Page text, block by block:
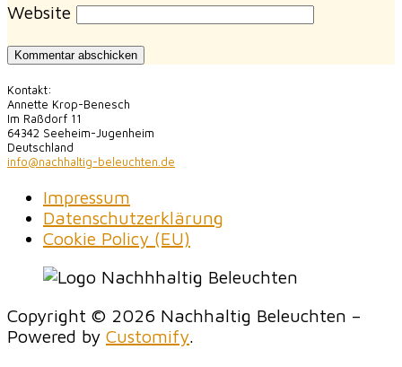
Website
Kontakt:
Annette Krop-Benesch
Im Raßdorf 11
64342 Seeheim-Jugenheim
Deutschland
info@nachhaltig-beleuchten.de
Impressum
Datenschutzerklärung
Cookie Policy (EU)
Copyright © 2026 Nachhaltig Beleuchten –
Powered by Customify